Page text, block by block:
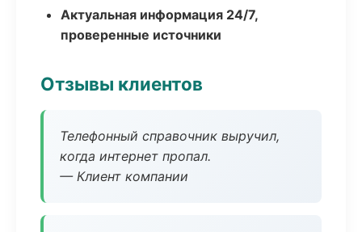
Актуальная информация 24/7,
проверенные источники
Отзывы клиентов
Телефонный справочник выручил,
когда интернет пропал.
— Клиент компании